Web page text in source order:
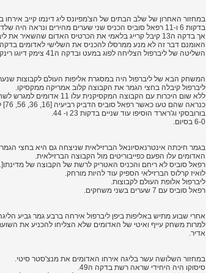
במחזור האחרון של שלב הבתים של הצ'מפיונס ליג דינמו קייב
בדקות 6 ו-11 רפאל סוביס הכניס שני שערים מהירים ונראה היה שלדינמו קייב מצפה תבוסה.
אך בדקה ה13 קיבל קרייג בלאמי את הכרטיס האדום שהשאיר את ליברפול בעשרה שחקנים.
האומנם דבר זה לא מנע ממרסלו להכניס את השלישי לאדומים בדקה
השליטה של ליברפול הצליחה לפוג במעט ובדקה ה41 צימק דיוגו רינקון את התוצאה שהייתה גם תוצאת הסיום 3-1.
המשחק הבא של ליברפול היה במסגרת אליפות העולם לקבוצות
ליברפול קיבלה בחצי הגמר את הקבוצה קלוב אמריקה ממקסיקו.
ללא שום היכרות עם הקבוצה המקסיקנית עלו 11 אדומים למגרש לשחק נגד קבוצה שלפי סוכני ההימורים שווה להם.
כנראה שהם טעו כאשר רפאל סוביס הדביק רביעיה [16, 36, 56, 76] לרשת של פרנסיסקו גיז'רמו אוצ'ה.
בורובסקי וג'רארד הוסיפו עוד שניים בדקות 23 ו- 44.
6-0 בסיום.
בגמר חיכתה אינטרנאסיונאל הברזילאית שניצחה גם היא בחצי
האדומים עלו הפעם כפייבוריטים מול הקבוצה הברזילאית.
רפאל סוביס לא ריחם והכניס האטריק לרשת של הקבוצה של מדינתו[11, 38, 48]
לואיז קרלוס הברזילאי הספיק עוד להיות מורחק.
ליברפול אלופת העולם לקבוצות.
רפאל סוביס עם 7 שערים בשני משחקים.
אחרי שבוע מתיש באליפות ביפן ליברפול אירחה ברבע גמר גביע
אדיר.
במחזור השלושה עשר בליגה אירחו האדומים את מנצ'סטר סיטי.
סיסוקו היה היחידי שראה רשת בדקה ה49.